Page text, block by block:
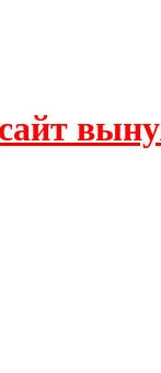
сайт